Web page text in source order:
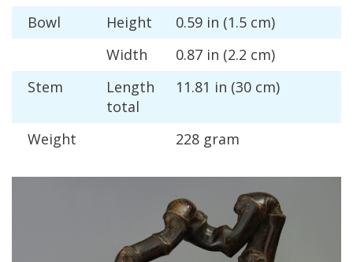
Bowl
Height 0.59 in (1.5 cm)
Width
0.87 in (2.2 cm)
Stem
Length
total
11.81 in (30 cm)
Weight 228 gram